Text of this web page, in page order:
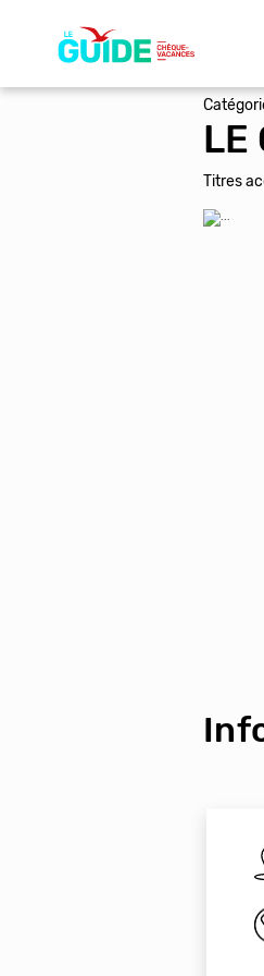
LE
Titres